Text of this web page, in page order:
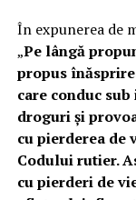
În expunerea de
„Pe lângă
propus
care conduc
droguri și
cu pierderea de
Codului rutier.
cu pierderi de